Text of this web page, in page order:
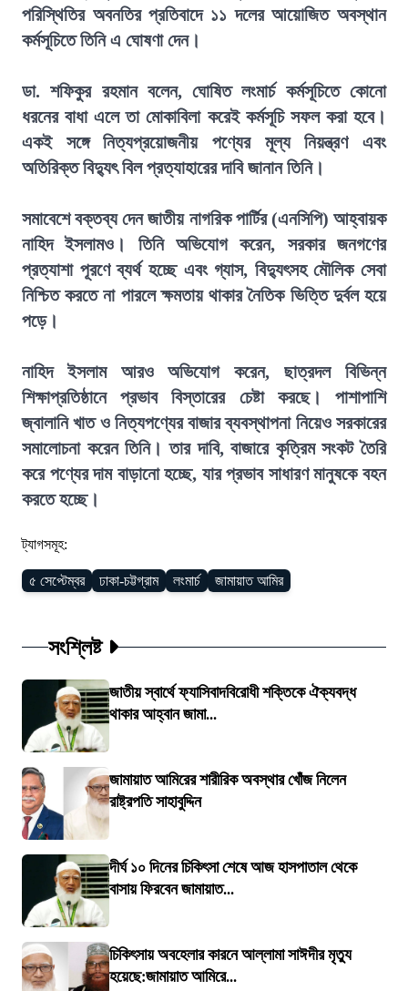
পরিস্থিতির অবনতির প্রতিবাদে ১১ দলের আয়োজিত অবস্থান
কর্মসূচিতে তিনি এ ঘোষণা দেন।
ডা. শফিকুর রহমান বলেন, ঘোষিত লংমার্চ কর্মসূচিতে কোনো
ধরনের বাধা এলে তা মোকাবিলা করেই কর্মসূচি সফল করা হবে।
একই সঙ্গে নিত্যপ্রয়োজনীয় পণ্যের মূল্য নিয়ন্ত্রণ এবং
অতিরিক্ত বিদ্যুৎ বিল প্রত্যাহারের দাবি জানান তিনি।
সমাবেশে বক্তব্য দেন জাতীয় নাগরিক পার্টির (এনসিপি) আহ্বায়ক
নাহিদ ইসলামও। তিনি অভিযোগ করেন, সরকার জনগণের
প্রত্যাশা পূরণে ব্যর্থ হচ্ছে এবং গ্যাস, বিদ্যুৎসহ মৌলিক সেবা
নিশ্চিত করতে না পারলে ক্ষমতায় থাকার নৈতিক ভিত্তি দুর্বল হয়ে
পড়ে।
নাহিদ ইসলাম আরও অভিযোগ করেন, ছাত্রদল বিভিন্ন
শিক্ষাপ্রতিষ্ঠানে প্রভাব বিস্তারের চেষ্টা করছে। পাশাপাশি
জ্বালানি খাত ও নিত্যপণ্যের বাজার ব্যবস্থাপনা নিয়েও সরকারের
সমালোচনা করেন তিনি। তার দাবি, বাজারে কৃত্রিম সংকট তৈরি
করে পণ্যের দাম বাড়ানো হচ্ছে, যার প্রভাব সাধারণ মানুষকে বহন
করতে হচ্ছে।
ট্যাগসমূহ:
৫ সেপ্টেম্বর ঢাকা-চট্টগ্রাম লংমার্চ জামায়াত আমির
সংশ্লিষ্ট
জাতীয় স্বার্থে ফ্যাসিবাদবিরোধী শক্তিকে ঐক্যবদ্ধ
থাকার আহ্বান জামা...
জামায়াত আমিরের শারীরিক অবস্থার খোঁজ নিলেন
রাষ্ট্রপতি সাহাবুদ্দিন
দীর্ঘ ১০ দিনের চিকিৎসা শেষে আজ হাসপাতাল থেকে
বাসায় ফিরবেন জামায়াত...
চিকিৎসায় অবহেলার কারনে আল্লামা সাঈদীর মৃত্যু
হয়েছে:জামায়াত আমিরে...